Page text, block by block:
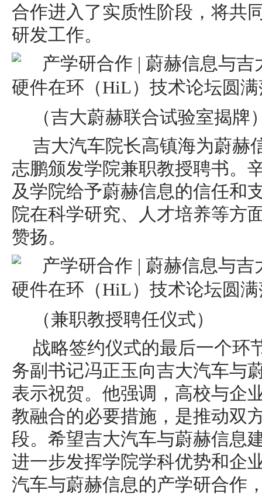
合作进入了实质性阶段，将共
研发工作。
（吉大蔚赫联合试验室揭牌
吉大汽车院长高镇海为蔚赫
志鹏颁发学院兼职教授聘书。
及学院给予蔚赫信息的信任和
院在科学研究、人才培养等方
赞扬。
（兼职教授聘任仪式）
战略签约仪式的最后一个环
务副 书记冯正玉向吉大汽车与
表示祝贺。他强调，高校与企
教融合的必要措施，是推动双
段。希望吉大汽车与蔚赫信息
进一步发挥学院学科优势和企
汽车与蔚赫信息的产学研合作